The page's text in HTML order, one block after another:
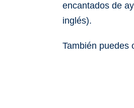
encantados de
inglés).
También puedes